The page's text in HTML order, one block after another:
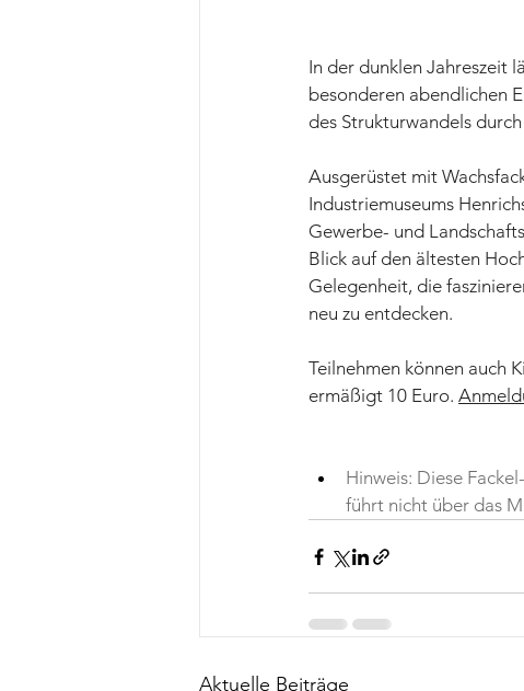
In der dunklen Jahreszeit
besonderen abendlichen
des Strukturwandels
Ausgerüstet mit
Industriemuseums
Gewerbe- und
Blick auf den ältesten
Gelegenheit, die
neu zu entdecken.
Teilnehmen können auch
ermäßigt 10 Euro.
Hinweis: Diese
führt nicht über das
Aktuelle Beiträge